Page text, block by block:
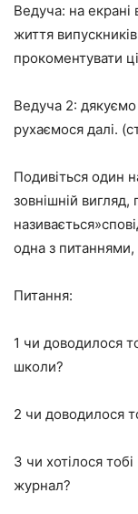
Ведуча: на екрані
життя
прокоментувати
Ведуча 2:
рухаємося далі.
Подивіться один
зовнішній вигляд,
одна з питаннями,
Питання:
1 чи доводилося
школи?
2 чи доводилося
3 чи хотілося
журнал?